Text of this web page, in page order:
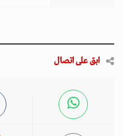
ابق على اتصال